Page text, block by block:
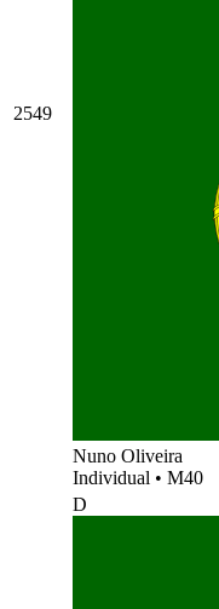
2549
Nuno Oliveira
Individual • M40
D